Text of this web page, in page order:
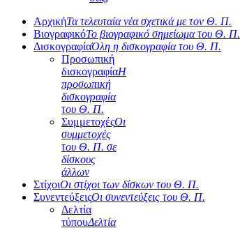
ΑρχικήΤα τελευταία νέα σχετικά με τον Θ. Π.
ΒιογραφικόΤο βιογραφικό σημείωμα του Θ. Π.
ΔισκογραφίαΌλη η δισκογραφία του Θ. Π.
Προσωπική
δισκογραφίαΗ
προσωπική
δισκογραφία
του Θ. Π.
ΣυμμετοχέςΟι
συμμετοχές
του Θ. Π. σε
δίσκους
άλλων
ΣτίχοιΟι στίχοι των δίσκων του Θ. Π.
ΣυνεντεύξειςΟι συνεντεύξεις του Θ. Π.
Δελτία
τύπουΔελτία